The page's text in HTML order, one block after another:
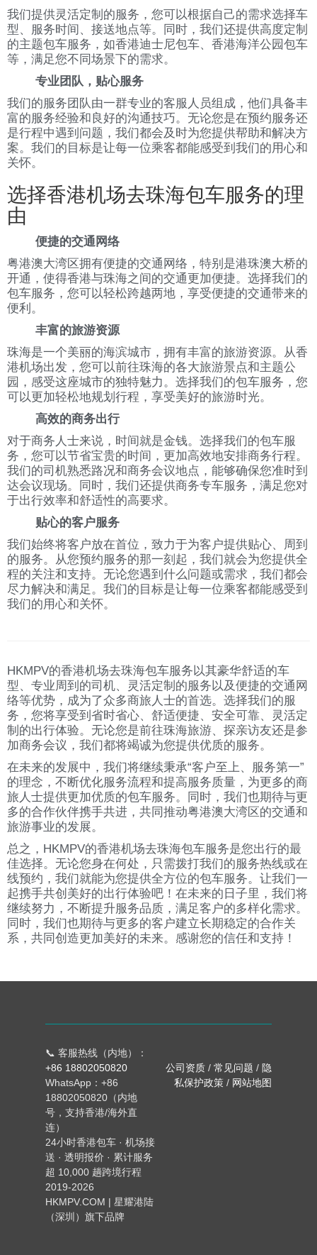
我们提供灵活定制的服务，您可以根据自己的需求选择车
型、服务时间、接送地点等。同时，我们还提供高度定制
的主题包车服务，如香港迪士尼包车、香港海洋公园包车
等，满足您不同场景下的需求。
专业团队，贴心服务
我们的服务团队由一群专业的客服人员组成，他们具备丰
富的服务经验和良好的沟通技巧。无论您是在预约服务还
是行程中遇到问题，我们都会及时为您提供帮助和解决方
案。我们的目标是让每一位乘客都能感受到我们的用心和
关怀。
选择香港机场去珠海包车服务的理
由
便捷的交通网络
粤港澳大湾区拥有便捷的交通网络，特别是港珠澳大桥的
开通，使得香港与珠海之间的交通更加便捷。选择我们的
包车服务，您可以轻松跨越两地，享受便捷的交通带来的
便利。
丰富的旅游资源
珠海是一个美丽的海滨城市，拥有丰富的旅游资源。从香
港机场出发，您可以前往珠海的各大旅游景点和主题公
园，感受这座城市的独特魅力。选择我们的包车服务，您
可以更加轻松地规划行程，享受美好的旅游时光。
高效的商务出行
对于商务人士来说，时间就是金钱。选择我们的包车服
务，您可以节省宝贵的时间，更加高效地安排商务行程。
我们的司机熟悉路况和商务会议地点，能够确保您准时到
达会议现场。同时，我们还提供商务专车服务，满足您对
于出行效率和舒适性的高要求。
贴心的客户服务
我们始终将客户放在首位，致力于为客户提供贴心、周到
的服务。从您预约服务的那一刻起，我们就会为您提供全
程的关注和支持。无论您遇到什么问题或需求，我们都会
尽力解决和满足。我们的目标是让每一位乘客都能感受到
我们的用心和关怀。
HKMPV的香港机场去珠海包车服务以其豪华舒适的车
型、专业周到的司机、灵活定制的服务以及便捷的交通网
络等优势，成为了众多商旅人士的首选。选择我们的服
务，您将享受到省时省心、舒适便捷、安全可靠、灵活定
制的出行体验。无论您是前往珠海旅游、探亲访友还是参
加商务会议，我们都将竭诚为您提供优质的服务。
在未来的发展中，我们将继续秉承“客户至上、服务第一”
的理念，不断优化服务流程和提高服务质量，为更多的商
旅人士提供更加优质的包车服务。同时，我们也期待与更
多的合作伙伴携手共进，共同推动粤港澳大湾区的交通和
旅游事业的发展。
总之，HKMPV的香港机场去珠海包车服务是您出行的最
佳选择。无论您身在何处，只需拨打我们的服务热线或在
线预约，我们就能为您提供全方位的包车服务。让我们一
起携手共创美好的出行体验吧！在未来的日子里，我们将
继续努力，不断提升服务品质，满足客户的多样化需求。
同时，我们也期待与更多的客户建立长期稳定的合作关
系，共同创造更加美好的未来。感谢您的信任和支持！
📞 客服热线（内地）：
+86 18802050820
WhatsApp：+86
18802050820（内地
号，支持香港/海外直
连）
24小时香港包车 · 机场接
送 · 透明报价 · 累计服务
超 10,000 趟跨境行程
2019-2026
HKMPV.COM | 星耀港陆
（深圳）旗下品牌
公司资质 / 常见问题 / 隐
私保护政策 / 网站地图